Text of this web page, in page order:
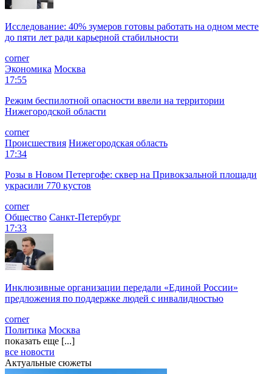
Исследование: 40% зумеров готовы работать на одном месте
до пяти лет ради карьерной стабильности
corner
Экономика Москва
17:55
Режим беспилотной опасности ввели на территории
Нижегородской области
corner
Происшествия Нижегородская область
17:34
Розы в Новом Петергофе: сквер на Привокзальной площади
украсили 770 кустов
corner
Общество Санкт-Петербург
17:33
Инклюзивные организации передали «Единой России»
предложения по поддержке людей с инвалидностью
corner
Политика Москва
показать еще [...]
все новости
Актуальные сюжеты